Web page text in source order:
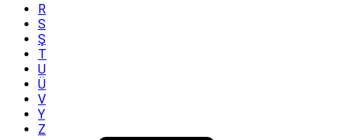
R
S
Ş
T
U
Ü
V
Y
Z